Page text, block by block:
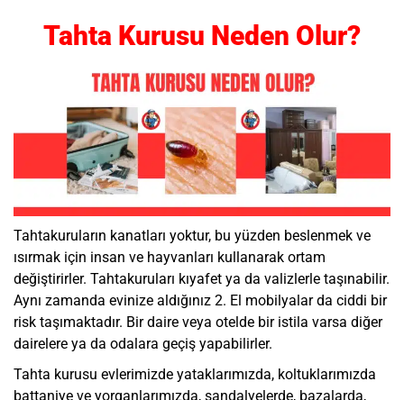
Tahta Kurusu Neden Olur?
Tahtakuruların kanatları yoktur, bu yüzden beslenmek ve
ısırmak için insan ve hayvanları kullanarak ortam
değiştirirler. Tahtakuruları kıyafet ya da valizlerle taşınabilir.
Aynı zamanda evinize aldığınız 2. El mobilyalar da ciddi bir
risk taşımaktadır. Bir daire veya otelde bir istila varsa diğer
dairelere ya da odalara geçiş yapabilirler.
Tahta kurusu evlerimizde yataklarımızda, koltuklarımızda
battaniye ve yorganlarımızda, sandalyelerde, bazalarda,